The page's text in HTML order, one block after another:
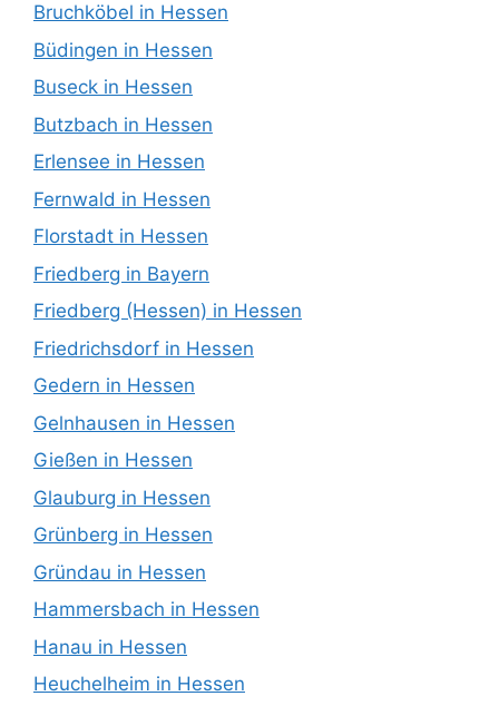
Bruchköbel in Hessen
Büdingen in Hessen
Buseck in Hessen
Butzbach in Hessen
Erlensee in Hessen
Fernwald in Hessen
Florstadt in Hessen
Friedberg in Bayern
Friedberg (Hessen) in Hessen
Friedrichsdorf in Hessen
Gedern in Hessen
Gelnhausen in Hessen
Gießen in Hessen
Glauburg in Hessen
Grünberg in Hessen
Gründau in Hessen
Hammersbach in Hessen
Hanau in Hessen
Heuchelheim in Hessen